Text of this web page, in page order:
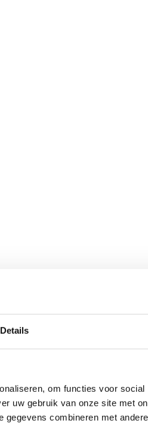
Details
om functies voor
uw gebruik van onze site met
combineren met